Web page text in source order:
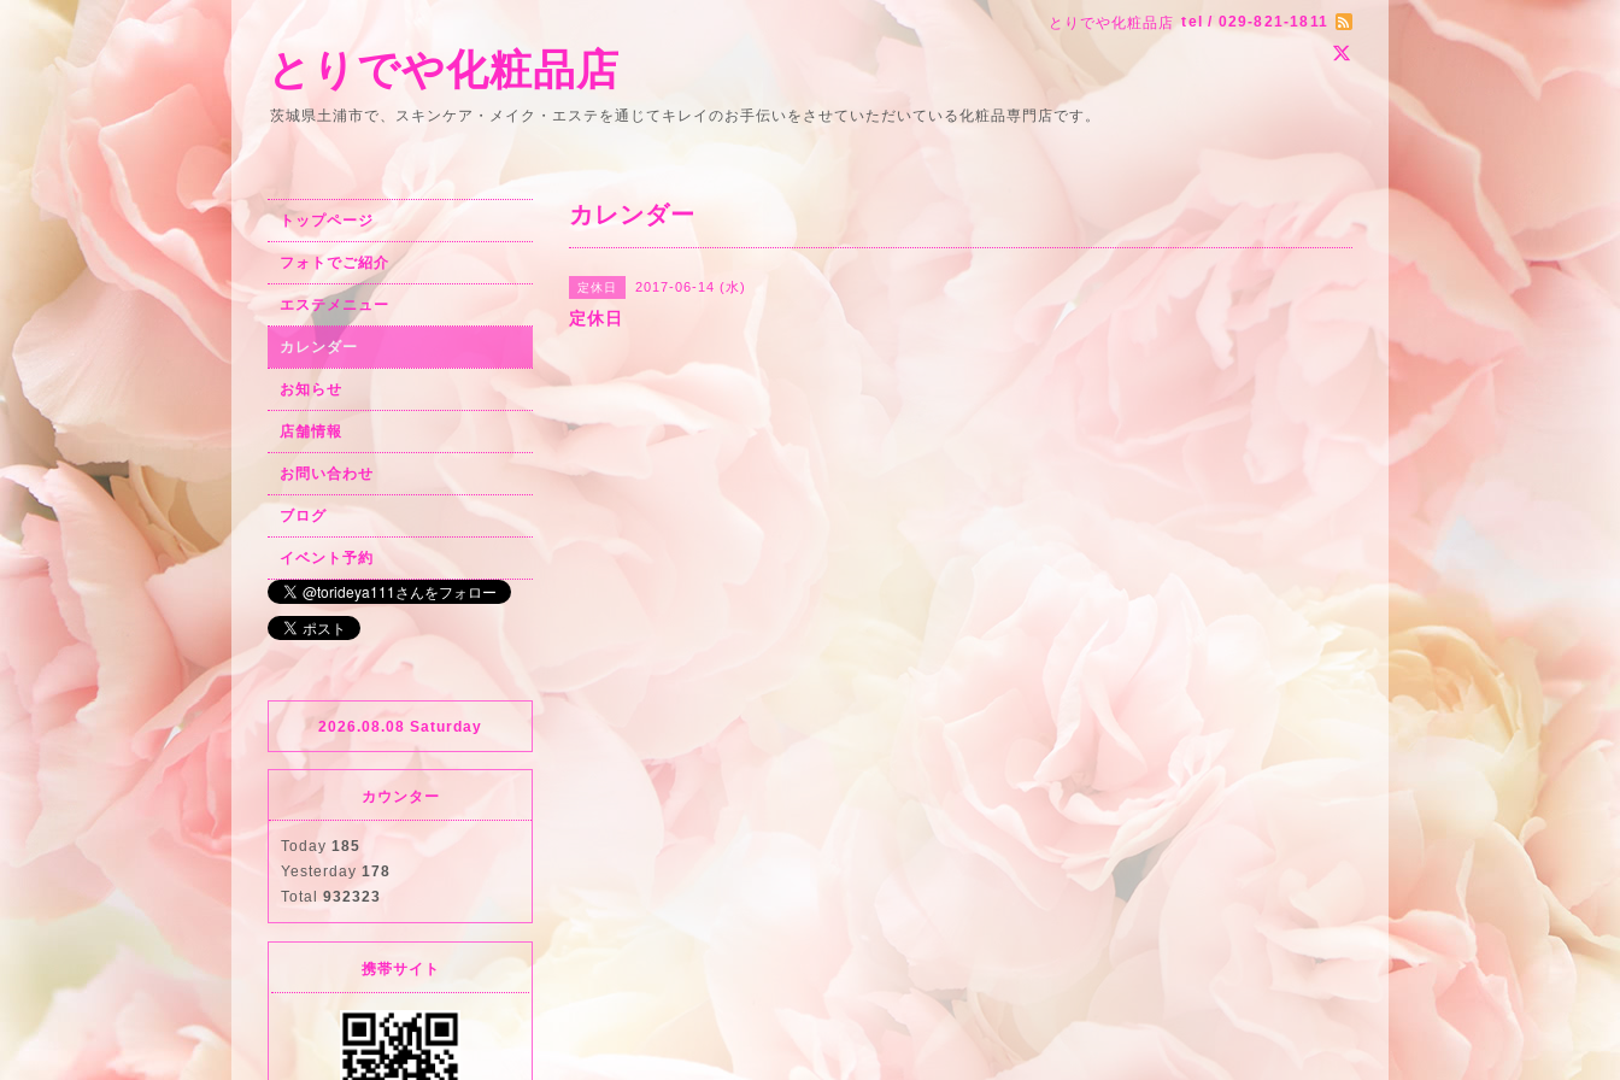
とりでや化粧品店 tel / 029-821-1811
とりでや化粧品店
茨城県土浦市で、スキンケア・メイク・エステを通じてキレイのお手伝いをさせていただいている化粧品専門店です。
カレンダー
定休日 2017-06-14 (水)
定休日
トップページ
フォトでご紹介
エステメニュー
カレンダー
お知らせ
店舗情報
お問い合わせ
ブログ
イベント予約
2026.08.08 Saturday
カウンター
Today 185
Yesterday 178
Total 932323
携帯サイト